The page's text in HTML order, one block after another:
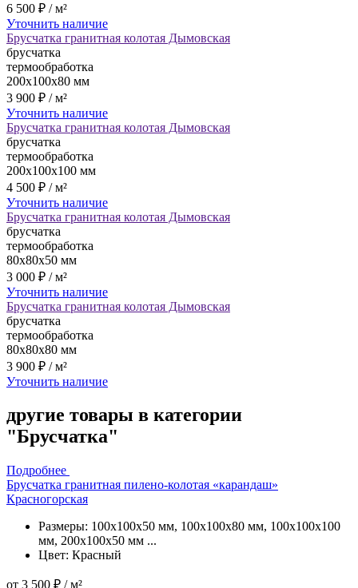
6 500 ₽ / м²
Уточнить наличие
Брусчатка гранитная колотая Дымовская
брусчатка
термообработка
200x100x80 мм
3 900 ₽ / м²
Уточнить наличие
Брусчатка гранитная колотая Дымовская
брусчатка
термообработка
200x100x100 мм
4 500 ₽ / м²
Уточнить наличие
Брусчатка гранитная колотая Дымовская
брусчатка
термообработка
80x80x50 мм
3 000 ₽ / м²
Уточнить наличие
Брусчатка гранитная колотая Дымовская
брусчатка
термообработка
80x80x80 мм
3 900 ₽ / м²
Уточнить наличие
другие товары в категории
"Брусчатка"
Подробнее
Брусчатка гранитная пилено-колотая «карандаш»
Красногорская
Размеры: 100x100x50 мм, 100x100x80 мм, 100x100x100
мм, 200x100x50 мм ...
Цвет: Красный
от 3 500 ₽ / м²